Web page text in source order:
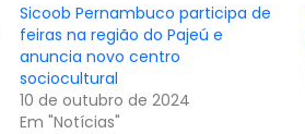
Sicoob Pernambuco participa de
feiras na região do Pajeú e
anuncia novo centro
sociocultural
10 de outubro de 2024
Em "Notícias"